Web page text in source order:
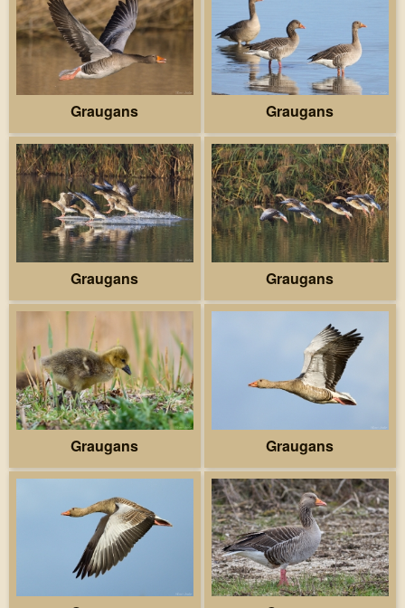
Graugans Graugans
Graugans Graugans
Graugans Graugans